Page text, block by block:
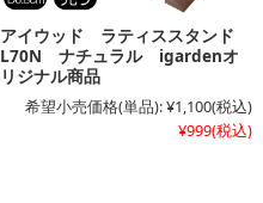
アイウッド ラティススタンド
L70N ナチュラル igardenオ
リジナル商品
希望小売価格(単品):¥1,100(税込)
¥999(税込)